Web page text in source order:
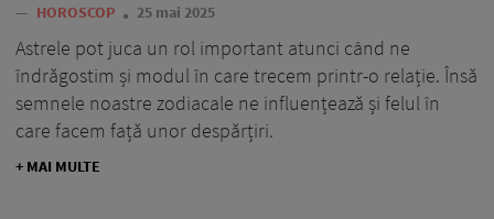
— HOROSCOP 25 mai 2025
Astrele pot juca un rol important atunci când ne
îndrăgostim și modul în care trecem printr-o relație. Însă
semnele noastre zodiacale ne influențează și felul în
care facem față unor despărțiri.
+ MAI MULTE